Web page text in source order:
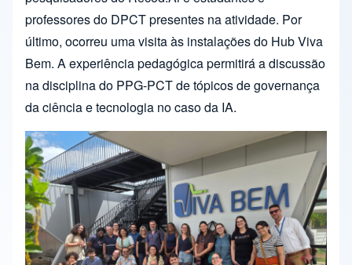
professores do DPCT presentes na atividade. Por
último, ocorreu uma visita às instalações do Hub Viva
Bem. A experiência pedagógica permitirá a discussão
na disciplina do PPG-PCT de tópicos de governança
da ciência e tecnologia no caso da IA.